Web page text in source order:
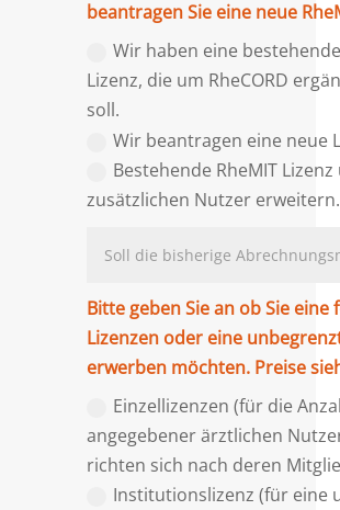
beantragen Sie eine neue
Wir haben eine
Lizenz, die um RheCORD
soll.
Wir beantragen eine neue
Bestehende RheMIT
zusätzlichen Nutzer erweitern.
Bitte geben Sie an ob Sie eine
Lizenzen oder eine
erwerben möchten. Preise
Einzellizenzen (für die
angegebener ärztlichen
richten sich nach deren
Institutionslizenz (für eine